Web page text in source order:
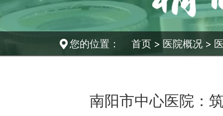
您的位置： 首页 > 医院概况 >
南阳市中心医院：